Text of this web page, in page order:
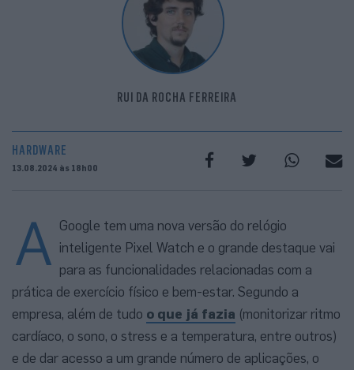
RUI DA ROCHA FERREIRA
HARDWARE
13.08.2024 às 18h00
A Google tem uma nova versão do relógio
inteligente Pixel Watch e o grande destaque vai
para as funcionalidades relacionadas com a
prática de exercício físico e bem-estar. Segundo a
empresa, além de tudo o que já fazia (monitorizar ritmo
cardíaco, o sono, o stress e a temperatura, entre outros)
e de dar acesso a um grande número de aplicações, o